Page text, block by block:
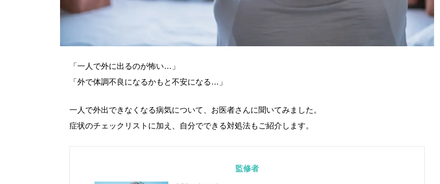
「一人で外に出るのが怖い…」
「外で体調不良になるかもと不安になる…」
一人で外出できなくなる病気について、お医者さんに聞いてみました。
症状のチェックリストに加え、自分でできる対処法もご紹介します。
監修者